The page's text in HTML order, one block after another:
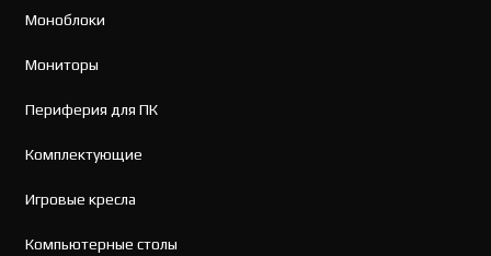
Моноблоки
Мониторы
Периферия для ПК
Комплектующие
Игровые кресла
Компьютерные столы